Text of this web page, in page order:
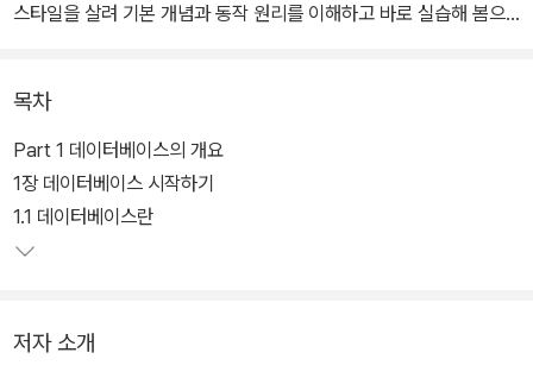
스타일을 살려 기본 개념과 동작 원리를 이해하고 바로 실습해 봄으
할 수 있게 된다.
목차
Part 1 데이터베이스의 개요
1장 데이터베이스 시작하기
1.1 데이터베이스란
저자 소개